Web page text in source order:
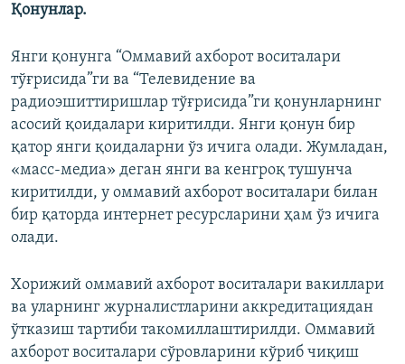
Қонунлар.
Янги қонунга “Оммавий ахборот воситалари
тўғрисида”ги ва “Телевидение ва
радиоэшиттиришлар тўғрисида”ги қонунларнинг
асосий қоидалари киритилди. Янги қонун бир
қатор янги қоидаларни ўз ичига олади. Жумладан,
«масс-медиа» деган янги ва кенгроқ тушунча
киритилди, у оммавий ахборот воситалари билан
бир қаторда интернет ресурсларини ҳам ўз ичига
олади.
Хорижий оммавий ахборот воситалари вакиллари
ва уларнинг журналистларини аккредитациядан
ўтказиш тартиби такомиллаштирилди. Оммавий
ахборот воситалари сўровларини кўриб чиқиш